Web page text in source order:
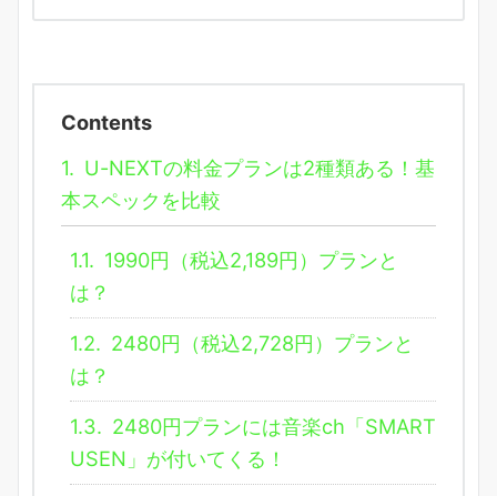
Contents
1. U-NEXTの料金プランは2種類ある！基
本スペックを比較
1.1. 1990円（税込2,189円）プランと
は？
1.2. 2480円（税込2,728円）プランと
は？
1.3. 2480円プランには音楽ch「SMART
USEN」が付いてくる！